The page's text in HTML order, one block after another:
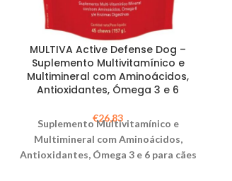
MULTIVA Active Defense Dog –
Suplemento Multivitamínico e
Multimineral com Aminoácidos,
Antioxidantes, Ómega 3 e 6
€26,83
Suplemento Multivitamínico e
Multimineral com Aminoácidos,
Antioxidantes, Ómega 3 e 6 para cães